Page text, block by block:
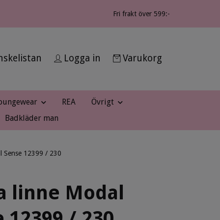
Fri frakt över 599:-
Logga in Varukorg
REA
Övrigt
Badkläder man
Sense 12399 / 230
linne Modal